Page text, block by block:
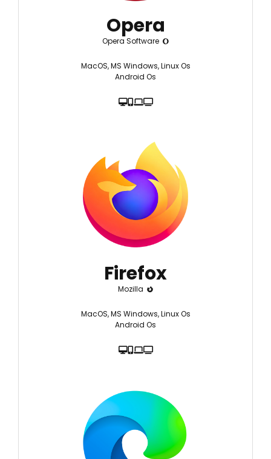
Opera
Opera Software
MacOS, MS Windows, Linux Os
Android Os
Firefox
Mozilla
MacOS, MS Windows, Linux Os
Android Os